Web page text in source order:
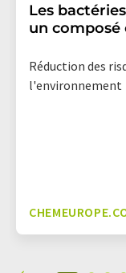
Les
un
Réduction des
l'environnement